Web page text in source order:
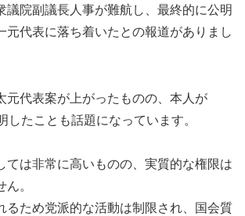
議院副議長人事が難航し、最終的に公明
元代表に落ち着いたとの報道がありまし
元代表案が上がったものの、本人が
したことも話題になっています。
ては非常に高いものの、実質的な権限は
。
るため党派的な活動は制限され、国会質